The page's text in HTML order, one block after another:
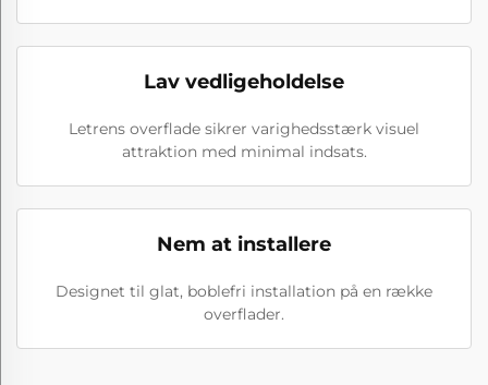
Lav vedligeholdelse
Letrens overflade sikrer varighedsstærk visuel
attraktion med minimal indsats.
Nem at installere
Designet til glat, boblefri installation på en række
overflader.